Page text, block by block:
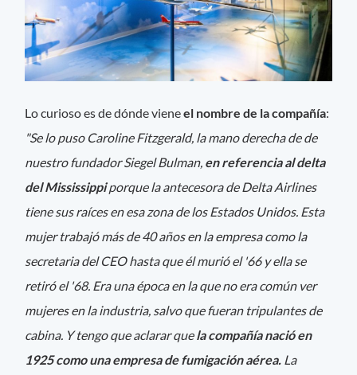
Lo curioso es de dónde vieneel nombre de la compañía:
"Se lo puso Caroline Fitzgerald, la mano derecha de de
nuestro fundador Siegel Bulman, en referencia al delta
del Mississippiporque la antecesora de Delta Airlines
tiene sus raíces en esa zona de los Estados Unidos. Esta
mujer trabajó más de 40 años en la empresa como la
secretaria del CEO hasta que él murió el '66 y ella se
retiró el '68. Era una época en la que no era común ver
mujeres en la industria, salvo que fueran tripulantes de
cabina. Y tengo que aclarar quela compañía nació en
1925 como una empresa de fumigación aérea. La